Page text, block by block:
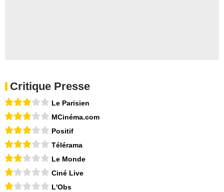
Critique Presse
Le Parisien
MCinéma.com
Positif
Télérama
Le Monde
Ciné Live
L'Obs